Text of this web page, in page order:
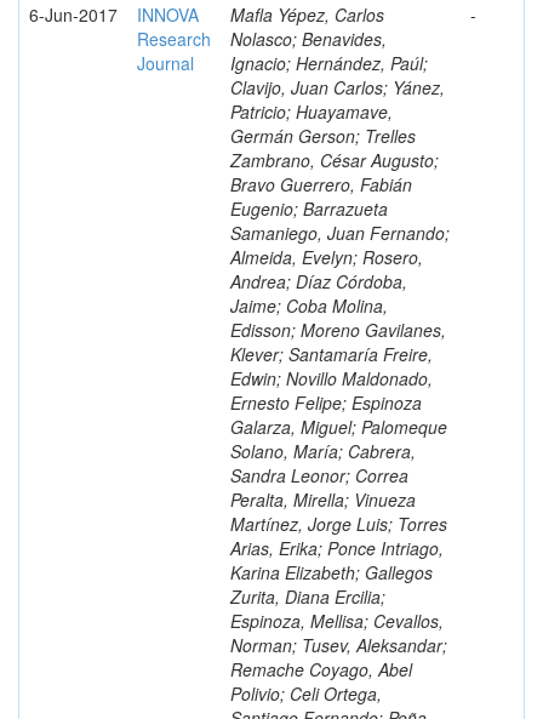
6-Jun-2017
INNOVA
Research
Journal
Mafla Yépez, Carlos
Nolasco; Benavides,
Ignacio; Hernández, Paúl;
Clavijo, Juan Carlos; Yánez,
Patricio; Huayamave,
Germán Gerson; Trelles
Zambrano, César Augusto;
Bravo Guerrero, Fabián
Eugenio; Barrazueta
Samaniego, Juan Fernando;
Almeida, Evelyn; Rosero,
Andrea; Díaz Córdoba,
Jaime; Coba Molina,
Edisson; Moreno Gavilanes,
Klever; Santamaría Freire,
Edwin; Novillo Maldonado,
Ernesto Felipe; Espinoza
Galarza, Miguel; Palomeque
Solano, María; Cabrera,
Sandra Leonor; Correa
Peralta, Mirella; Vinueza
Martínez, Jorge Luis; Torres
Arias, Erika; Ponce Intriago,
Karina Elizabeth; Gallegos
Zurita, Diana Ercilia;
Espinoza, Mellisa; Cevallos,
Norman; Tusev, Aleksandar;
Remache Coyago, Abel
Polivio; Celi Ortega,
-